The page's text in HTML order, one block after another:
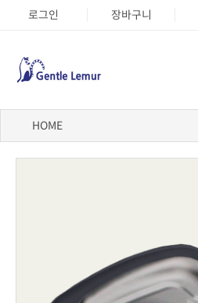
로그인 장바구니
HOME